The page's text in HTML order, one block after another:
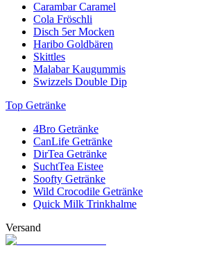
Carambar Caramel
Cola Fröschli
Disch 5er Mocken
Haribo Goldbären
Skittles
Malabar Kaugummis
Swizzels Double Dip
Top Getränke
4Bro Getränke
CanLife Getränke
DirTea Getränke
SuchtTea Eistee
Soofty Getränke
Wild Crocodile Getränke
Quick Milk Trinkhalme
Versand